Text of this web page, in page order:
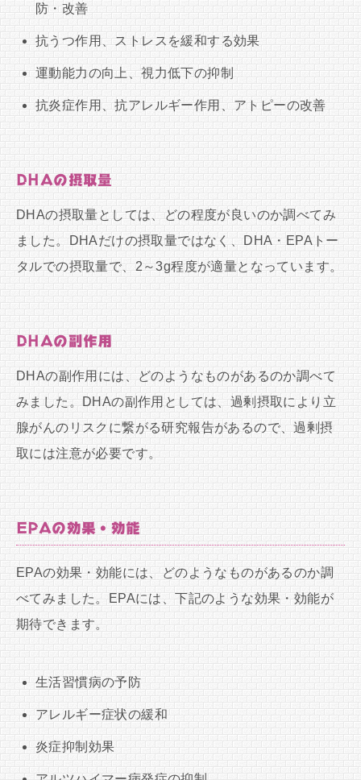
防・改善
抗うつ作用、ストレスを緩和する効果
運動能力の向上、視力低下の抑制
抗炎症作用、抗アレルギー作用、アトピーの改善
DHAの摂取量
DHAの摂取量としては、どの程度が良いのか調べてみ
ました。DHAだけの摂取量ではなく、DHA・EPAトー
タルでの摂取量で、2～3g程度が適量となっています。
DHAの副作用
DHAの副作用には、どのようなものがあるのか調べて
みました。DHAの副作用としては、過剰摂取により立
腺がんのリスクに繋がる研究報告があるので、過剰摂
取には注意が必要です。
EPAの効果・効能
EPAの効果・効能には、どのようなものがあるのか調
べてみました。EPAには、下記のような効果・効能が
期待できます。
生活習慣病の予防
アレルギー症状の緩和
炎症抑制効果